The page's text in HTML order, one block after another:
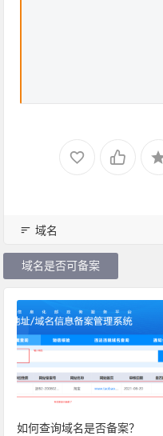
域名
域名是否可备案
如何查询域名是否备案？